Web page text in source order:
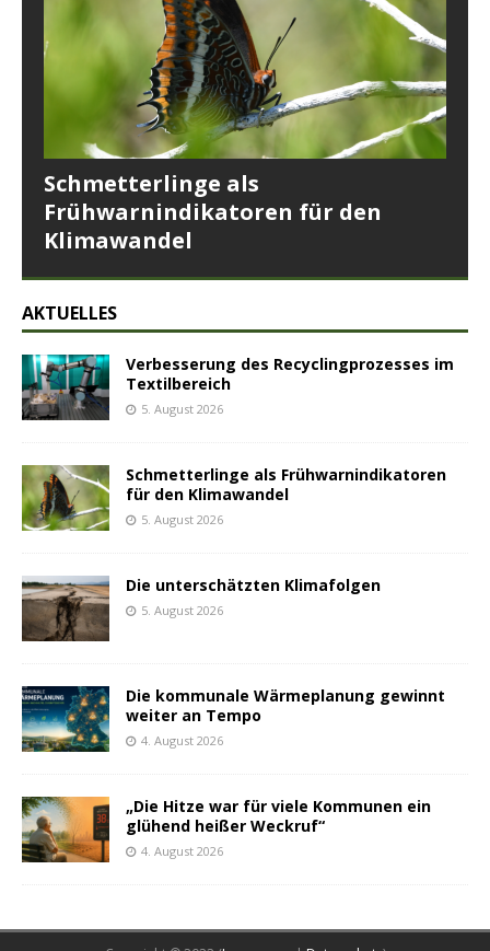
Schmetterlinge als
Frühwarnindikatoren für den
Klimawandel
AKTUELLES
Verbesserung des Recyclingprozesses im
Textilbereich
5. August 2026
Schmetterlinge als Frühwarnindikatoren
für den Klimawandel
5. August 2026
Die unterschätzten Klimafolgen
5. August 2026
Die kommunale Wärmeplanung gewinnt
weiter an Tempo
4. August 2026
„Die Hitze war für viele Kommunen ein
glühend heißer Weckruf“
4. August 2026